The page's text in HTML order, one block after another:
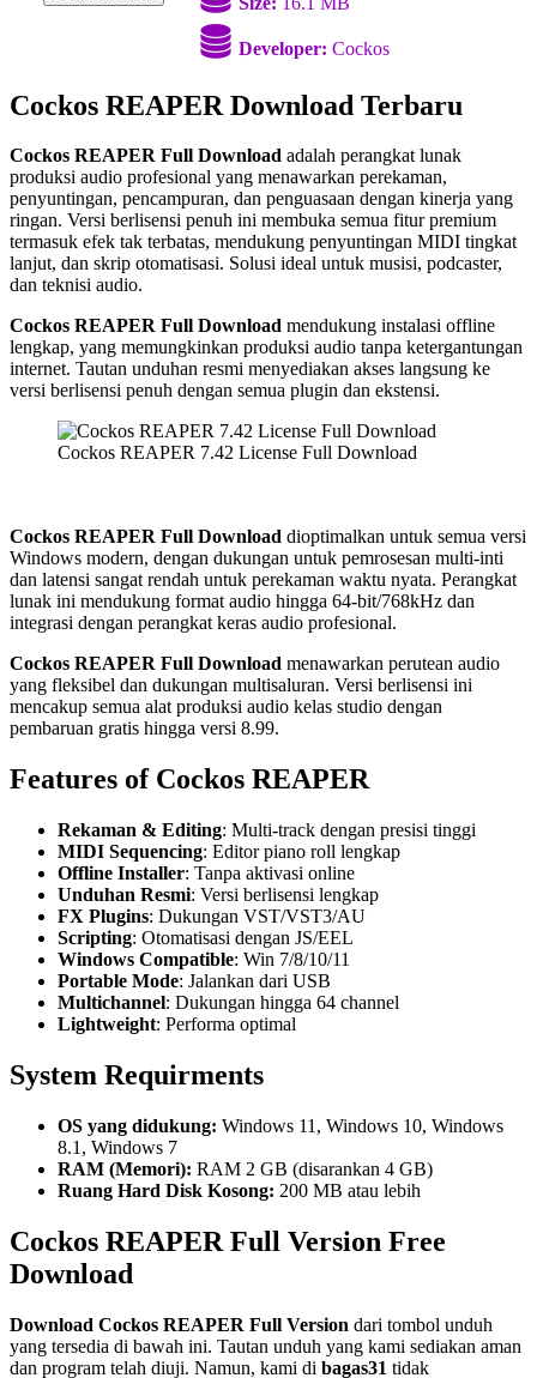
Developer: Cockos
Cockos REAPER Download Terbaru
Cockos REAPER Full Download adalah perangkat lunak
produksi audio profesional yang menawarkan perekaman,
penyuntingan, pencampuran, dan penguasaan dengan kinerja yang
ringan. Versi berlisensi penuh ini membuka semua fitur premium
termasuk efek tak terbatas, mendukung penyuntingan MIDI tingkat
lanjut, dan skrip otomatisasi. Solusi ideal untuk musisi, podcaster,
dan teknisi audio.
Cockos REAPER Full Download mendukung instalasi offline
lengkap, yang memungkinkan produksi audio tanpa ketergantungan
internet. Tautan unduhan resmi menyediakan akses langsung ke
versi berlisensi penuh dengan semua plugin dan ekstensi.
Cockos REAPER 7.42 License Full Download
Cockos REAPER Full Download dioptimalkan untuk semua versi
Windows modern, dengan dukungan untuk pemrosesan multi-inti
dan latensi sangat rendah untuk perekaman waktu nyata. Perangkat
lunak ini mendukung format audio hingga 64-bit/768kHz dan
integrasi dengan perangkat keras audio profesional.
Cockos REAPER Full Download menawarkan perutean audio
yang fleksibel dan dukungan multisaluran. Versi berlisensi ini
mencakup semua alat produksi audio kelas studio dengan
pembaruan gratis hingga versi 8.99.
Features of Cockos REAPER
Rekaman & Editing: Multi-track dengan presisi tinggi
MIDI Sequencing: Editor piano roll lengkap
Offline Installer: Tanpa aktivasi online
Unduhan Resmi: Versi berlisensi lengkap
FX Plugins: Dukungan VST/VST3/AU
Scripting: Otomatisasi dengan JS/EEL
Windows Compatible: Win 7/8/10/11
Portable Mode: Jalankan dari USB
Multichannel: Dukungan hingga 64 channel
Lightweight: Performa optimal
System Requirments
OS yang didukung: Windows 11, Windows 10, Windows
8.1, Windows 7
RAM (Memori): RAM 2 GB (disarankan 4 GB)
Ruang Hard Disk Kosong: 200 MB atau lebih
Cockos REAPER Full Version Free
Download
Download Cockos REAPER Full Version dari tombol unduh
yang tersedia di bawah ini. Tautan unduh yang kami sediakan aman
dan program telah diuji. Namun, kami di bagas31 tidak